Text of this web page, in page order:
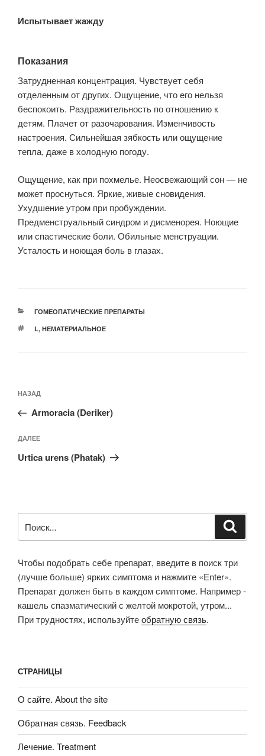
Испытывает жажду
Показания
Затрудненная концентрация. Чувствует себя
отделенным от других. Ощущение, что его нельзя
беспокоить. Раздражительность по отношению к
детям. Плачет от разочарования. Изменчивость
настроения. Сильнейшая зябкость или ощущение
тепла, даже в холодную погоду.
Ощущение, как при похмелье. Неосвежающий сон — не
может проснуться. Яркие, живые сновидения.
Ухудшение утром при пробуждении.
Предменструальный синдром и дисменорея. Ноющие
или спастические боли. Обильные менструации.
Усталость и ноющая боль в глазах.
РУБРИКИ
ГОМЕОПАТИЧЕСКИЕ ПРЕПАРАТЫ
МЕТКИ
L, НЕМАТЕРИАЛЬНОЕ
по
записям
Предыдущая
запись:
НАЗАД
Armoracia (Deriker)
Следующая
запись
ДАЛЕЕ
Urtica urens (Phatak)
Чтобы подобрать себе препарат, введите в поиск три
(лучше больше) ярких симптома и нажмите «Enter».
Препарат должен быть в каждом симптоме. Например -
кашель спазматический с желтой мокротой, утром...
При трудностях, используйтеобратную связь.
СТРАНИЦЫ
О сайте. About the site
Обратная связь. Feedback
Лечение. Treatment